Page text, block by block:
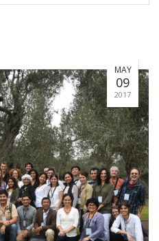
MAY
09
2017